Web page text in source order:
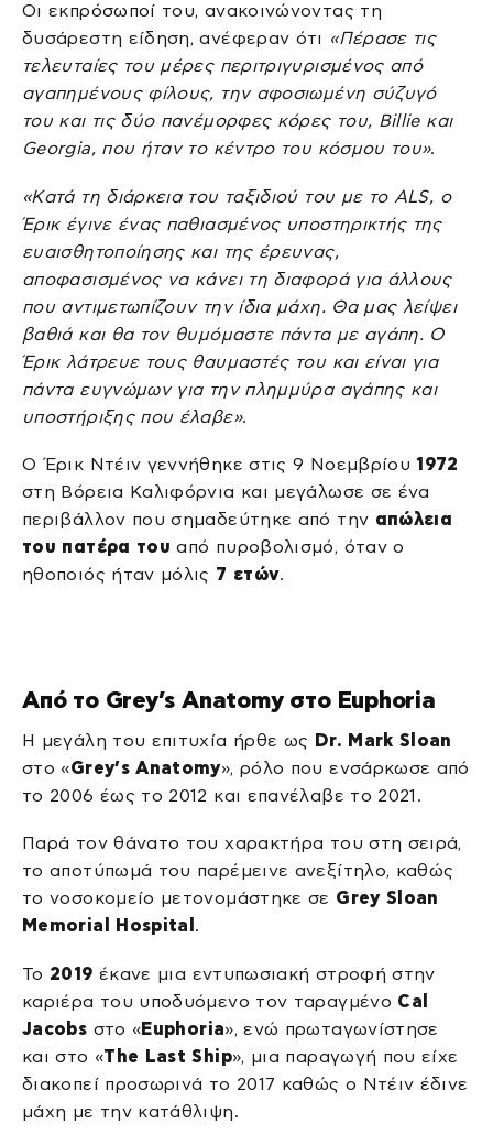
Οι εκπρόσωποί του, ανακοινώνοντας τη
δυσάρεστη είδηση, ανέφεραν ότι «Πέρασε τις
τελευταίες του μέρες περιτριγυρισμένος από
αγαπημένους φίλους, την αφοσιωμένη σύζυγό
του και τις δύο πανέμορφες κόρες του, Billie και
Georgia, που ήταν το κέντρο του κόσμου του».
«Κατά τη διάρκεια του ταξιδιού του με το ALS, ο
Έρικ έγινε ένας παθιασμένος υποστηρικτής της
ευαισθητοποίησης και της έρευνας,
αποφασισμένος να κάνει τη διαφορά για άλλους
που αντιμετωπίζουν την ίδια μάχη. Θα μας λείψει
βαθιά και θα τον θυμόμαστε πάντα με αγάπη. Ο
Έρικ λάτρευε τους θαυμαστές του και είναι για
πάντα ευγνώμων για την πλημμύρα αγάπης και
υποστήριξης που έλαβε».
Ο Έρικ Ντέιν γεννήθηκε στις 9 Νοεμβρίου1972
στη Βόρεια Καλιφόρνια και μεγάλωσε σε ένα
περιβάλλον που σημαδεύτηκε από την απώλεια
του πατέρα του από πυροβολισμό, όταν ο
ηθοποιός ήταν μόλις 7 ετών.
Από το Grey’s Anatomy στο Euphoria
Η μεγάλη του επιτυχία ήρθε ως Dr. Mark Sloan
στο «Grey’s Anatomy», ρόλο που ενσάρκωσε από
το 2006 έως το 2012 και επανέλαβε το 2021.
Παρά τον θάνατο του χαρακτήρα του στη σειρά,
το αποτύπωμά του παρέμεινε ανεξίτηλο, καθώς
το νοσοκομείο μετονομάστηκε σε Grey Sloan
Memorial Hospital .
Το 2019 έκανε μια εντυπωσιακή στροφή στην
καριέρα του υποδυόμενο τον ταραγμένο Cal
Jacobs στο «Euphoria», ενώ πρωταγωνίστησε
και στο «The Last Ship», μια παραγωγή που είχε
διακοπεί προσωρινά το 2017 καθώς ο Ντέιν έδινε
μάχη με την κατάθλιψη.